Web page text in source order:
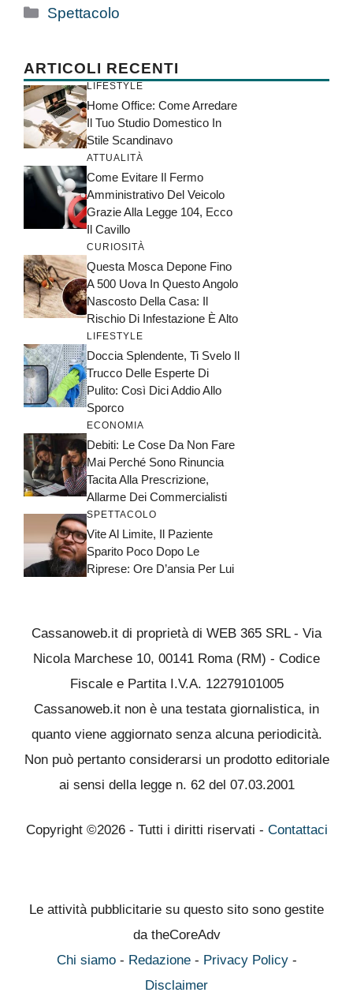
Categorie
Spettacolo
ARTICOLI RECENTI
LIFESTYLE
Home Office: Come Arredare
Il Tuo Studio Domestico In
Stile Scandinavo
ATTUALITÀ
Come Evitare Il Fermo
Amministrativo Del Veicolo
Grazie Alla Legge 104, Ecco
Il Cavillo
CURIOSITÀ
Questa Mosca Depone Fino
A 500 Uova In Questo Angolo
Nascosto Della Casa: Il
Rischio Di Infestazione È Alto
LIFESTYLE
Doccia Splendente, Ti Svelo Il
Trucco Delle Esperte Di
Pulito: Così Dici Addio Allo
Sporco
ECONOMIA
Debiti: Le Cose Da Non Fare
Mai Perché Sono Rinuncia
Tacita Alla Prescrizione,
Allarme Dei Commercialisti
SPETTACOLO
Vite Al Limite, Il Paziente
Sparito Poco Dopo Le
Riprese: Ore D’ansia Per Lui
Cassanoweb.it di proprietà di WEB 365 SRL - Via
Nicola Marchese 10, 00141 Roma (RM) - Codice
Fiscale e Partita I.V.A. 12279101005
Cassanoweb.it non è una testata giornalistica, in
quanto viene aggiornato senza alcuna periodicità.
Non può pertanto considerarsi un prodotto editoriale
ai sensi della legge n. 62 del 07.03.2001
Copyright ©2026 - Tutti i diritti riservati - Contattaci
Le attività pubblicitarie su questo sito sono gestite
da theCoreAdv
Chi siamo- Redazione- Privacy Policy-
Disclaimer